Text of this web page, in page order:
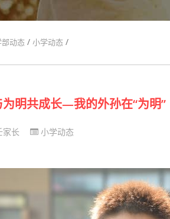
部动态 / 小学动态 /
明共成长—我的外孙在“为明”
家长 小学动态